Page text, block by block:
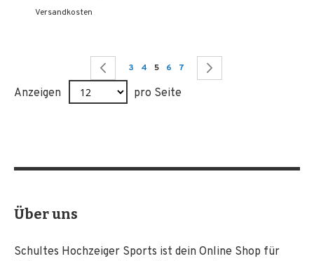
Versandkosten
Seite Seite
Zurück
Seite
3 Seite
4 Sie lesen gerade Seite
5 Seite
6 Seite
7
Anzeigen pro Seite
Über uns
Schultes Hochzeiger Sports ist dein Online Shop für